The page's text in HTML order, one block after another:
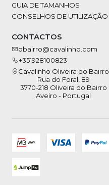
GUIA DE TAMANHOS
CONSELHOS DE UTILIZAÇÃO
CONTACTOS
obairro@cavalinho.com
+351928100823
Cavalinho Oliveira do Bairro
Rua do Foral, 89
3770-218 Oliveira do Bairro
Aveiro - Portugal